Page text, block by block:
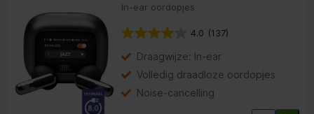
In-ear oordopjes
4.0 (137)
Draagwijze: In-ear
Volledig draadloze oordopjes
Noise-cancelling